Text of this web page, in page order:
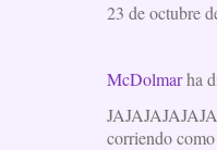
23 de octubre
McDolmarha
corriendo